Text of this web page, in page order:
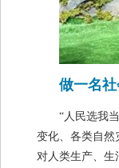
做一名
“人民选我
变化、各类自
对人类生产、生